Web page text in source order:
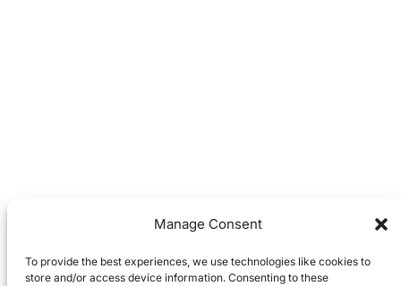
Manage Consent
To provide the best experiences, we use technologies like cookies to
store and/or access device information. Consenting to these